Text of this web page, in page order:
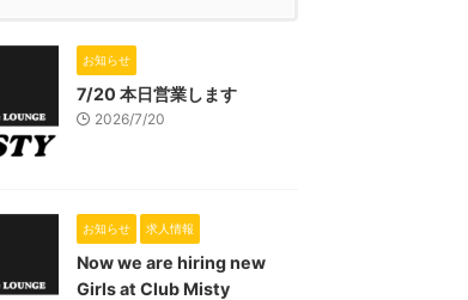
お知らせ
7/20 本日営業します
2026/7/20
お知らせ 求人情報
Now we are hiring new
Girls at Club Misty